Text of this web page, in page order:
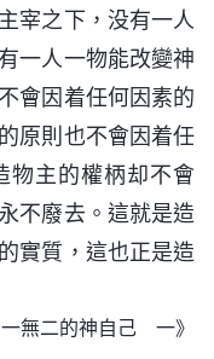
宰之下，没有一人
一人一物能改變神
會因着任何因素的
原則也不會因着任
物主的權柄却不會
不廢去。這就是造
實質，這也正是造
無二的神自己 一》